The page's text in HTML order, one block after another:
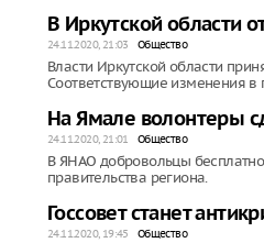
В Иркутской области
24.11.2020, 21:03 Общество
Власти Иркутской области
Соответствующие изменения в
На Ямале волонтеры
24.11.2020, 21:01 Общество
В ЯНАО добровольцы
правительства региона.
Госсовет станет
24.11.2020, 19:45 Общество